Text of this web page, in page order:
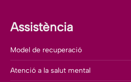
Assistència
Model de recuperació
Atenció a la salut mental